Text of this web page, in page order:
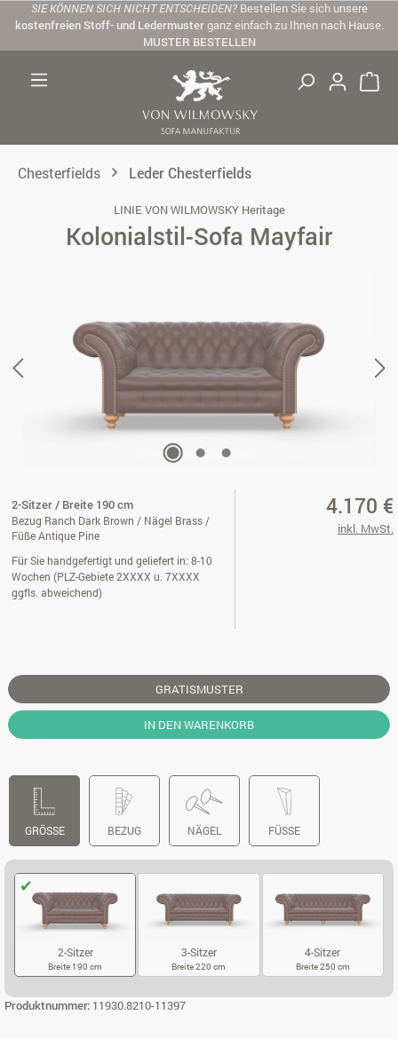
Zum Hauptinhalt springen
SIE KÖNNEN SICH NICHT ENTSCHEIDEN? Bestellen Sie sich unsere
kostenfreien Stoff- und Ledermusterganz einfach zu Ihnen nach Hause.
MUSTER BESTELLEN
Chesterfields Leder Chesterfields
LINIE VON WILMOWSKY Heritage
Kolonialstil-Sofa Mayfair
2-Sitzer / Breite 190 cm
Bezug Ranch Dark Brown / Nägel Brass /
Füße Antique Pine
Für Sie handgefertigt und geliefert in: 8-10
Wochen (PLZ-Gebiete 2XXXX u. 7XXXX
ggfls. abweichend)
4.170 €
inkl. MwSt.
GRATISMUSTER
IN DEN WARENKORB
GRÖSSE BEZUG NÄGEL FÜSSE
2-Sitzer
Breite 190 cm
3-Sitzer
Breite 220 cm
4-Sitzer
Breite 250 cm
Produktnummer: 11930.8210-11397